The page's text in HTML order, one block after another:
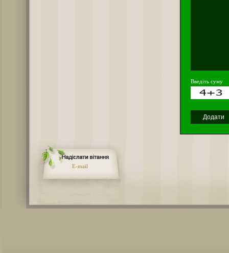
Введіть суму
E-mail